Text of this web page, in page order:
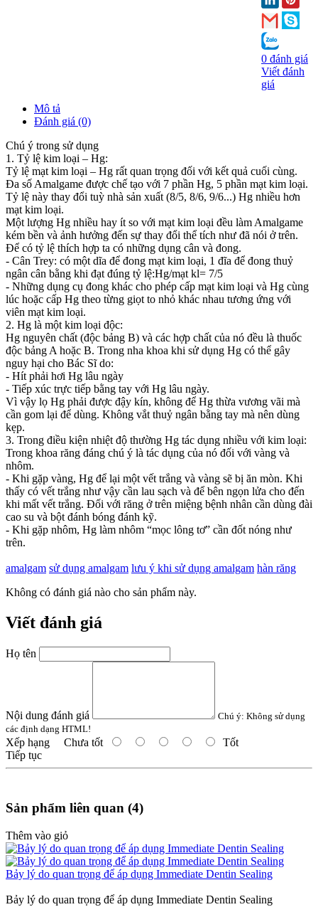
0 đánh giá
Viết đánh
giá
Mô tả
Đánh giá (0)
Chú ý trong sử dụng
1. Tỷ lệ kim loại – Hg:
Tỷ lệ mạt kim loại – Hg rất quan trọng đối với kết quả cuối cùng.
Đa số Amalgame được chế tạo với 7 phần Hg, 5 phần mạt kim loại.
Tỷ lệ này thay đổi tuỳ nhà sản xuất (8/5, 8/6, 9/6...) Hg nhiều hơn
mạt kim loại.
Một lượng Hg nhiều hay ít so với mạt kim loại đều làm Amalgame
kém bền và ảnh hưởng đến sự thay đổi thể tích như đã nói ở trên.
Để có tỷ lệ thích hợp ta có những dụng cân và đong.
- Cân Trey: có một dĩa để đong mạt kim loại, 1 đĩa để đong thuỷ
ngân cân bằng khi đạt đúng tỷ lệ:Hg/mạt kl= 7/5
- Những dụng cụ đong khác cho phép cấp mạt kim loại và Hg cùng
lúc hoặc cấp Hg theo từng giọt to nhỏ khác nhau tương ứng với
viên mạt kim loại.
2. Hg là một kim loại độc:
Hg nguyên chất (độc bảng B) và các hợp chất của nó đều là thuốc
độc bảng A hoặc B. Trong nha khoa khi sử dụng Hg có thể gây
nguy hại cho Bác Sĩ do:
- Hít phải hơi Hg lâu ngày
- Tiếp xúc trực tiếp bằng tay với Hg lâu ngày.
Vì vậy lọ Hg phải được đậy kín, không để Hg thừa vương vãi mà
cần gom lại để dùng. Không vắt thuỷ ngân bằng tay mà nên dùng
kẹp.
3. Trong điều kiện nhiệt độ thường Hg tác dụng nhiều với kim loại:
Trong khoa răng đáng chú ý là tác dụng của nó đối với vàng và
nhôm.
- Khi gặp vàng, Hg để lại một vết trắng và vàng sẽ bị ăn mòn. Khi
thấy có vết trắng như vậy cần lau sạch và để bên ngọn lửa cho đến
khi mất vết trắng. Đối với răng ở trên miệng bệnh nhân cần dùng đài
cao su và bột đánh bóng đánh kỹ.
- Khi gặp nhôm, Hg làm nhôm “mọc lông tơ” cần đốt nóng như
trên.
amalgam sử dụng amalgam lưu ý khi sử dụng amalgam hàn răng
Không có đánh giá nào cho sản phẩm này.
Viết đánh giá
Họ tên
Nội dung đánh giá Chú ý: Không sử dụng
các định dạng HTML!
Xếp hạng Chưa tốt
Tốt
Tiếp tục
Sản phẩm liên quan (4)
Thêm vào giỏ
Bảy lý do quan trọng để áp dụng Immediate Dentin Sealing
Bảy lý do quan trọng để áp dụng Immediate Dentin Sealing